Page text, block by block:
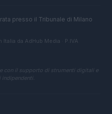
presso il Tribunale di Milano
Italia da AdHub Media · P.IVA
con il supporto di strumenti digitali e